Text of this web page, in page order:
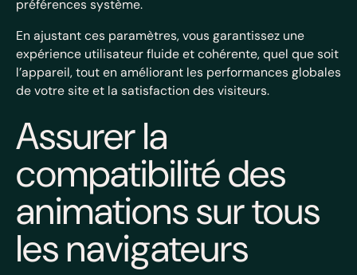
préférences système.
En ajustant ces paramètres, vous garantissez une
expérience utilisateur fluide et cohérente, quel que soit
l’appareil, tout en améliorant les performances globales
de votre site et la satisfaction des visiteurs.
Assurer la
compatibilité des
animations sur tous
les navigateurs